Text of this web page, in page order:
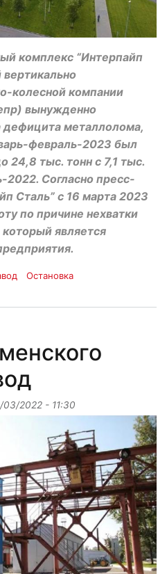
комплекс “Интерпайп
колесной компании
вынужденно
дефицита металлолома,
февраль-2023 был
24,8 тыс. тонн с 7,1 тыс.
2022. Согласно пресс-
Сталь” с 16 марта 2023
по причине нехватки
является
Остановка
03/2022 - 11:30